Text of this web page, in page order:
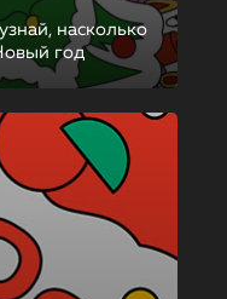
насколько
год